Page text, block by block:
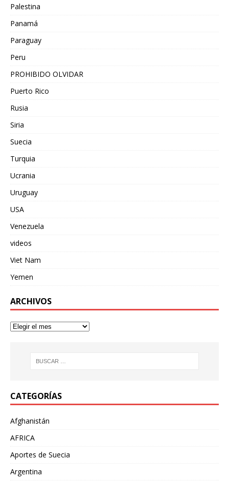
Palestina
Panamá
Paraguay
Peru
PROHIBIDO OLVIDAR
Puerto Rico
Rusia
Siria
Suecia
Turquia
Ucrania
Uruguay
USA
Venezuela
videos
Viet Nam
Yemen
ARCHIVOS
CATEGORÍAS
Afghanistán
AFRICA
Aportes de Suecia
Argentina